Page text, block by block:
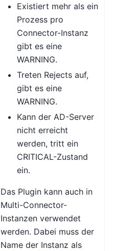
Existiert mehr als ein
Prozess pro
Connector-Instanz
gibt es eine
WARNING.
Treten Rejects auf,
gibt es eine
WARNING.
Kann der AD-Server
nicht erreicht
werden, tritt ein
CRITICAL-Zustand
ein.
Das Plugin kann auch in
Multi-Connector-
Instanzen verwendet
werden. Dabei muss der
Name der Instanz als